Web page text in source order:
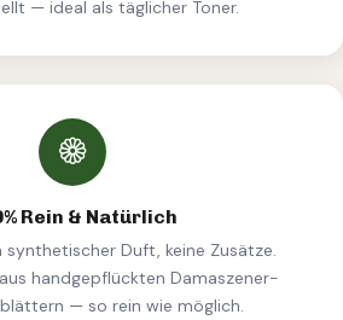
— ideal als täglicher Toner.
Rein & Natürlich
synthetischer Duft, keine Zusätze.
handgepflückten Damaszener-
— so rein wie möglich.